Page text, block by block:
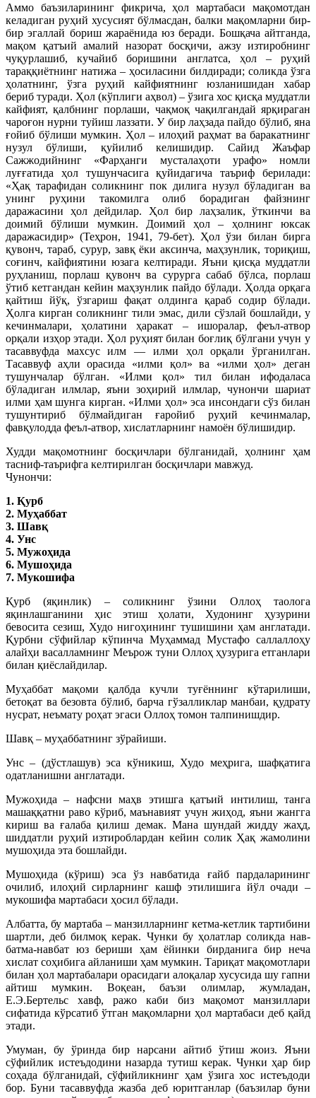
Аммо баъзиларининг фикрича, ҳол мартабаси мақомотдан
келадиган руҳий хусусият бўлмасдан, балки мақомларни бир-
бир эгаллай бориш жараёнида юз беради. Бошқача айтганда,
мақом қатъий амалий назорат босқичи, ажзу изтиробнинг
чуқурлашиб, кучайиб боришини англатса, ҳол – руҳий
тараққиётнинг натижа – ҳосиласини билдиради; соликда ўзга
ҳолатнинг, ўзга руҳий кайфиятнинг юзланишидан хабар
бериб туради. Ҳол (кўплиги аҳвол) – ўзига хос қисқа муддатли
кайфият, қалбнинг порлаши, чақмоқ чақилгандай ярқираган
чароғон нурни туйиш лаззати. У бир лаҳзада пайдо бўлиб, яна
ғойиб бўлиши мумкин. Ҳол – илоҳий раҳмат ва баракатнинг
нузул бўлиши, қуйилиб келишидир. Сайид Жаъфар
Сажжодийнинг «Фарҳанги мусталаҳоти урафо» номли
луғғатида ҳол тушунчасига қуйидагича таъриф берилади:
«Ҳақ тарафидан соликнинг пок дилига нузул бўладиган ва
унинг руҳини такомилга олиб борадиган файзнинг
даражасини ҳол дейдилар. Ҳол бир лаҳзалик, ўткинчи ва
доимий бўлиши мумкин. Доимий ҳол – ҳолнинг юксак
даражасидир» (Теҳрон, 1941, 79-бет). Ҳол ўзи билан бирга
қувонч, тараб, сурур, завқ ёки аксинча, маҳзунлик, ториқиш,
соғинч, кайфиятини юзага келтиради. Яъни қисқа муддатли
руҳланиш, порлаш қувонч ва сурурга сабаб бўлса, порлаш
ўтиб кетгандан кейин маҳзунлик пайдо бўлади. Ҳолда орқага
қайтиш йўқ, ўзгариш фақат олдинга қараб содир бўлади.
Ҳолга кирган соликнинг тили эмас, дили сўзлай бошлайди, у
кечинмалари, ҳолатини ҳаракат – ишоралар, феъл-атвор
орқали изҳор этади. Ҳол руҳият билан боғлиқ бўлгани учун у
тасаввуфда махсус илм — илми ҳол орқали ўрганилган.
Тасаввуф аҳли орасида «илми қол» ва «илми ҳол» деган
тушунчалар бўлган. «Илми қол» тил билан ифодаласа
бўладиган илмлар, яъни зоҳирий илмлар, чунончи шариат
илми ҳам шунга кирган. «Илми ҳол» эса инсондаги сўз билан
тушунтириб бўлмайдиган ғаройиб руҳий кечинмалар,
фавқулодда феъл-атвор, хислатларнинг намоён бўлишидир.
Худди мақомотнинг босқичлари бўлганидай, ҳолнинг ҳам
тасниф-таърифга келтирилган босқичлари мавжуд.
Чунончи:
1. Қурб
2. Муҳаббат
3. Шавқ
4. Унс
5. Мужоҳида
6. Мушоҳида
7. Мукошифа
Қурб (яқинлик) – соликнинг ўзини Оллоҳ таолога
яқинлашганини ҳис этиш ҳолати, Худонинг ҳузурини
бевосита сезиш, Худо нигоҳининг тушишини ҳам англатади.
Қурбни сўфийлар кўпинча Муҳаммад Мустафо саллаллоҳу
алайҳи васалламнинг Меърож туни Оллоҳ ҳузурига етганлари
билан қиёслайдилар.
Муҳаббат мақоми қалбда кучли туғённинг кўтарилиши,
бетоқат ва безовта бўлиб, барча гўзалликлар манбаи, қудрату
нусрат, неъмату роҳат эгаси Оллоҳ томон талпинишдир.
Шавқ – муҳаббатнинг зўрайиши.
Унс – (дўстлашув) эса кўникиш, Худо меҳрига, шафқатига
одатланишни англатади.
Мужоҳида – нафсни маҳв этишга қатъий интилиш, танга
машаққатни раво кўриб, маънавият учун жиҳод, яъни жангга
кириш ва ғалаба қилиш демак. Мана шундай жидду жаҳд,
шиддатли руҳий изтироблардан кейин солик Ҳақ жамолини
мушоҳида эта бошлайди.
Мушоҳида (кўриш) эса ўз навбатида ғайб пардаларининг
очилиб, илоҳий сирларнинг кашф этилишига йўл очади –
мукошифа мартабаси ҳосил бўлади.
Албатта, бу мартаба – манзилларнинг кетма-кетлик тартибини
шартли, деб билмоқ керак. Чунки бу ҳолатлар соликда нав-
батма-навбат юз бериши ҳам ёйинки бирданига бир неча
хислат соҳибига айланиши ҳам мумкин. Тариқат мақомотлари
билан ҳол мартабалари орасидаги алоқалар хусусида шу гапни
айтиш мумкин. Воқеан, баъзи олимлар, жумладан,
Е.Э.Бертельс хавф, ражо каби биз мақомот манзиллари
сифатида кўрсатиб ўтган мақомларни ҳол мартабаси деб қайд
этади.
Умуман, бу ўринда бир нарсани айтиб ўтиш жоиз. Яъни
сўфийлик истеъдодини назарда тутиш керак. Чунки ҳар бир
соҳада бўлганидай, сўфийликнинг ҳам ўзига хос истеъдоди
бор. Буни тасаввуфда жазба деб юритганлар (баъзилар буни